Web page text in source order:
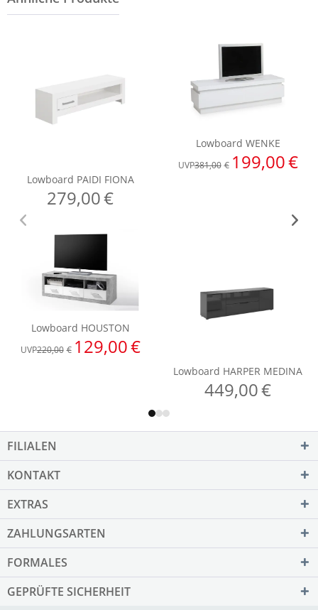
FILIALEN
KONTAKT
EXTRAS
ZAHLUNGSARTEN
FORMALES
GEPRÜFTE SICHERHEIT